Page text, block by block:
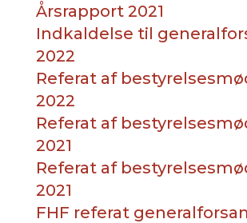
Årsrapport 2021
Indkaldelse til
2022
Referat af
2022
Referat af
2021
Referat af
2021
FHF referat